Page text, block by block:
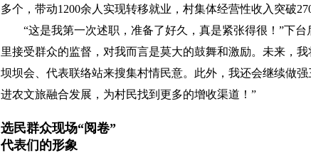
多个，带动1200余人实现转移就业，村集体经营性收入突破
“这是我第一次述职，准备了好久，真是紧张得很！”下台
里接受群众的监督，对我而言是莫大的鼓舞和激励。未来，
坝坝会、代表联络站来搜集村情民意。此外，我还会继续做
进农文旅融合发展，为村民找到更多的增收渠道！”
选民群众现场“阅卷”
代表们的形象